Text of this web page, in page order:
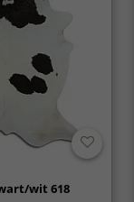
wit 618